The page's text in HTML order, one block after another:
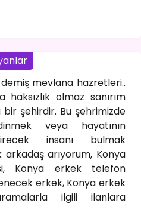
mevlana hazretleri..
olmaz sanırım
şehirdir. Bu şehrimizde
veya hayatının
insanı bulmak
arıyorum, Konya
Konya erkek telefon
erkek, Konya erkek
ilgili ilanlara